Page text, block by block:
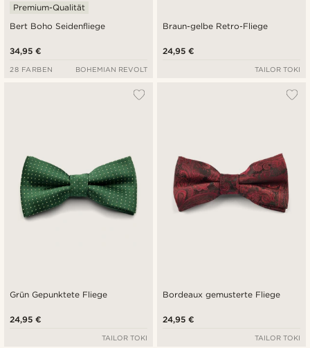
Bert Boho Seidenfliege
Premium-Qualität
34,95 €
28 FARBEN BOHEMIAN REVOLT
Braun-gelbe Retro-Fliege
24,95 €
TAILOR TOKI
Grün Gepunktete Fliege
24,95 €
TAILOR TOKI
Bordeaux gemusterte Fliege
24,95 €
TAILOR TOKI